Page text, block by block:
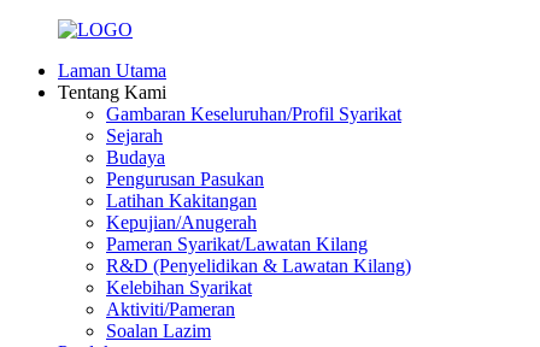
Laman Utama
Tentang Kami
Gambaran Keseluruhan/Profil Syarikat
Sejarah
Budaya
Pengurusan Pasukan
Latihan Kakitangan
Kepujian/Anugerah
Pameran Syarikat/Lawatan Kilang
R&D (Penyelidikan & Lawatan Kilang)
Kelebihan Syarikat
Aktiviti/Pameran
Soalan Lazim